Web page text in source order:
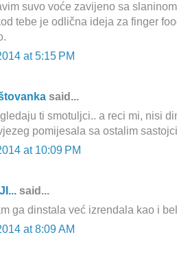
suvo voće zavijeno sa
tebe je odlična ideja za finger
at 5:15 PM
said...
ti smotuljci.. a reci mi, nisi
pomijesala sa ostalim
at 10:09 PM
said...
ga dinstala već izrendala kao i
at 8:09 AM